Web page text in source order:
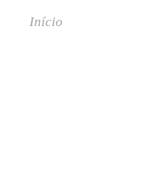
Início